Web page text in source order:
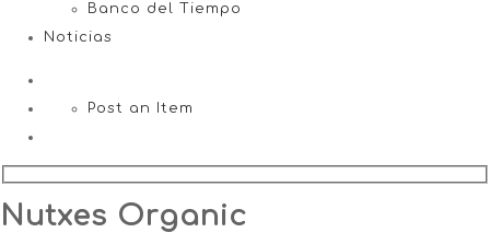
Banco del Tiempo
Noticias
Post an Item
Nutxes Organic